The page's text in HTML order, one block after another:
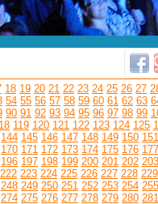
18 19 20 21 22 23 24 25 26 27
54 55 56 57 58 59 60 61 62 63
90 91 92 93 94 95 96 97 98 99
119 120 121 122 123 124 125
144 145 146 147 148 149 150 151
170 171 172 173 174 175 176 177
196 197 198 199 200 201 202 203
222 223 224 225 226 227 228 229
248 249 250 251 252 253 254 255
274 275 276 277 278 279 280 281